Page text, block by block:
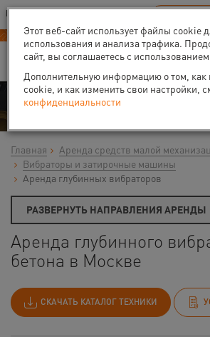
Ваш город:Москва
В Вашем регионе нет наших офисов
Аренда
Главная
Аренда средств малой
Вибраторы и затирочные машины
Аренда глубинных вибраторов
РАЗВЕРНУТЬ НАПРАВЛЕНИЯ АРЕНДЫ
Аренда глубинного
бетона в Москве
СКАЧАТЬ КАТАЛОГ ТЕХНИКИ
Этот веб-сайт использует файлы cookie
использования и анализа трафика.
сайт, вы соглашаетесь с
Дополнительную информацию о том,
cookie, и как изменить свои настройки,
конфиденциальности